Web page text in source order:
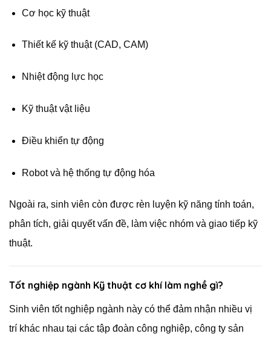
Cơ học kỹ thuật
Thiết kế kỹ thuật (CAD, CAM)
Nhiệt động lực học
Kỹ thuật vật liệu
Điều khiển tự động
Robot và hệ thống tự động hóa
Ngoài ra, sinh viên còn được rèn luyện kỹ năng tính toán,
phân tích, giải quyết vấn đề, làm việc nhóm và giao tiếp kỹ
thuật.
Tốt nghiệp ngành Kỹ thuật cơ khí làm nghề gì?
Sinh viên tốt nghiệp ngành này có thể đảm nhận nhiều vị
trí khác nhau tại các tập đoàn công nghiệp, công ty sản